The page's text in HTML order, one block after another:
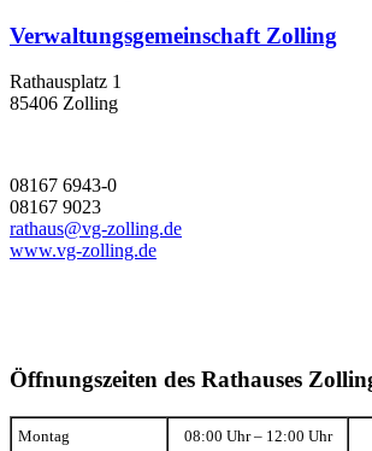
Verwaltungsgemeinschaft Zolling
Rathausplatz 1
85406 Zolling
08167 6943-0
08167 9023
rathaus@vg-zolling.de
www.vg-zolling.de
Öffnungszeiten des Rathauses
Montag 08:00 Uhr – 12:00 Uhr